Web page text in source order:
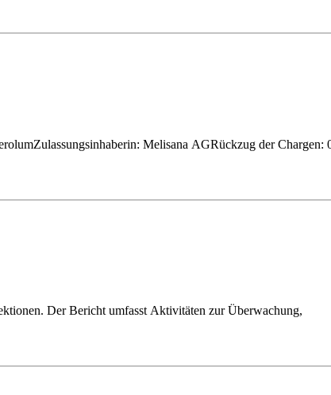
Melisana AGRückzug der Chargen:
Der Bericht umfasst Aktivitäten zur Überwachung,